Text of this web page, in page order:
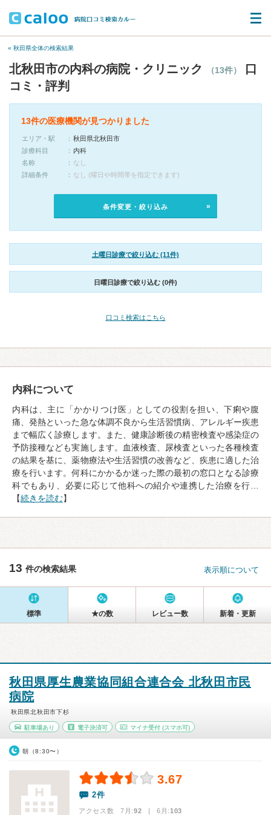
« 秋田県全体の検索結果
北秋田市の内科の病院・クリニック （13件）
口
コミ・評判
13件の医療機関が見つかりました
エリア・駅
秋田県北秋田市
診療科目
内科
名称
なし
詳細条件
なし (曜日や時間帯を指定できます)
条件変更・絞り込み
土曜日診療で絞り込む (11件)
日曜日診療で絞り込む (0件)
口コミ検索はこちら
内科について
内科は、主に「かかりつけ医」としての役割を担い、下痢や腹
痛、発熱といった急な体調不良から生活習慣病、アレルギー疾患
まで幅広く診療します。また、健康診断後の精密検査や感染症の
予防接種なども実施します。血液検査、尿検査といった各種検査
の結果を基に、薬物療法や生活習慣の改善など、疾患に適した治
療を行います。何科にかかるか迷った際の最初の窓口となる診療
科でもあり、必要に応じて他科への紹介や連携した治療を行…
【続きを読む】
13 件の検索結果 表示順について
標準 ★の数 レビュー数 新着・更新
秋田県厚生農業協同組合連合会 北秋田市民
病院
秋田県北秋田市下杉
駐車場あり 電子決済可 マイナ受付 (スマホ可)
朝（8:30〜）
3.67
2件
アクセス数 7月:92 | 6月:103